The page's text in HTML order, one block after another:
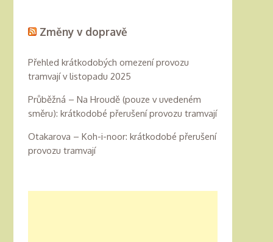
Změny v dopravě
Přehled krátkodobých omezení provozu
tramvají v listopadu 2025
Průběžná – Na Hroudě (pouze v uvedeném
směru): krátkodobé přerušení provozu tramvají
Otakarova – Koh-i-noor: krátkodobé přerušení
provozu tramvají